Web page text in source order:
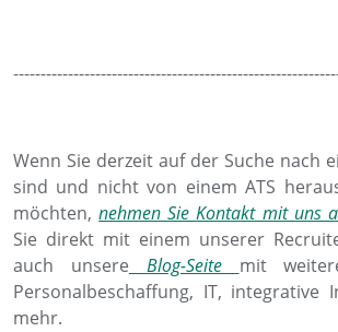
Wenn Sie derzeit auf der Suche nach
sind und nicht von einem ATS
möchten,nehmen Sie Kontakt mit uns
Sie direkt mit einem unserer
auch unsere Blog-Seite mit
Personalbeschaffung, IT, integrative
mehr.